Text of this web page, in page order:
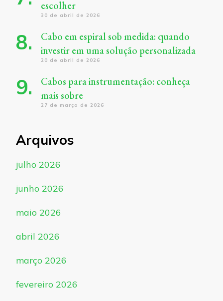
escolher
30 de abril de 2026
Cabo em espiral sob medida: quando
investir em uma solução personalizada
20 de abril de 2026
Cabos para instrumentação: conheça
mais sobre
27 de março de 2026
Arquivos
julho 2026
junho 2026
maio 2026
abril 2026
março 2026
fevereiro 2026